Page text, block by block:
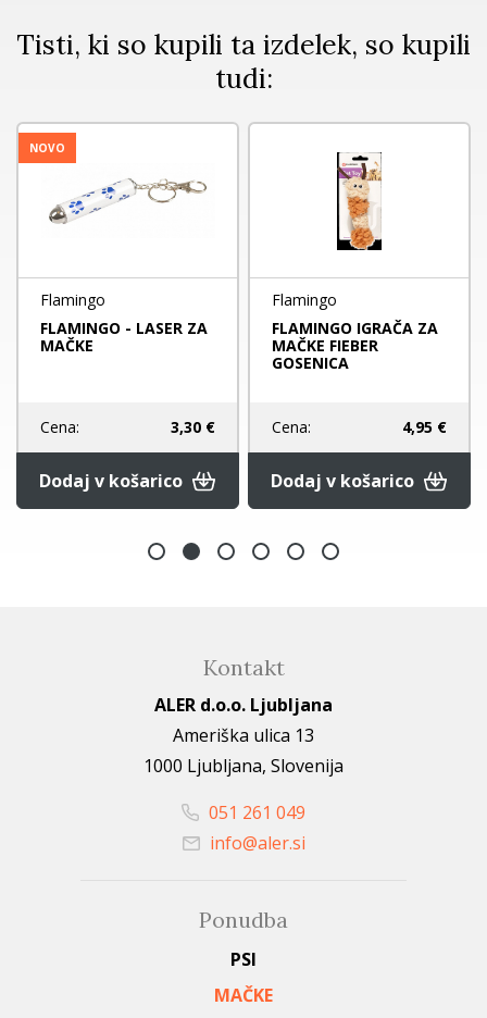
Tisti, ki so kupili ta izdelek, so kupili
tudi:
NOVO
Flamingo
FLAMINGO - LASER ZA
MAČKE
Cena: 3,30 €
Dodaj v košarico
Flamingo
FLAMINGO IGRAČA ZA
MAČKE FIEBER
GOSENICA
Cena: 4,95 €
Dodaj v košarico
Kontakt
ALER d.o.o. Ljubljana
Ameriška ulica 13
1000 Ljubljana, Slovenija
051 261 049
info@aler.si
Ponudba
PSI
MAČKE